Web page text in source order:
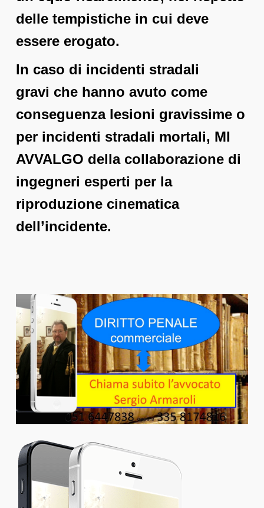
delle tempistiche in cui deve
essere erogato.
In caso di incidenti stradali
gravi che hanno avuto come
conseguenza lesioni gravissime o
per incidenti stradali mortali, MI
AVVALGO della collaborazione di
ingegneri esperti per la
riproduzione cinematica
dell’incidente.